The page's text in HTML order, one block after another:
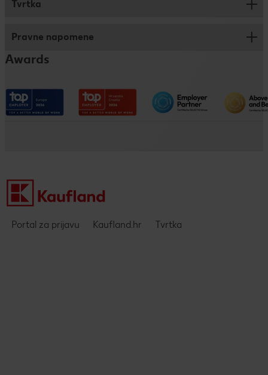
Savjeti za prijavu
Dualno i klasično obrazovanje
Tvrtka
Kronika
Kaufland na društvenim mrežama
Društveno odgovorno poslovanje
Kaufland kao poslodavac
Pravne napomene
Impressum
Awards
Portal za prijavu Kaufland.hr Tvrtka